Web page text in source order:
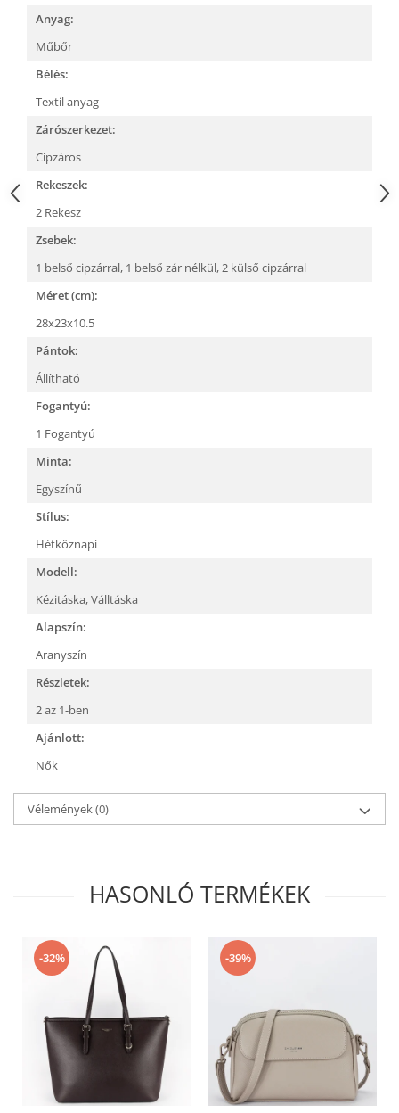
Anyag:
Műbőr
Bélés:
Textil anyag
Zárószerkezet:
Cipzáros
Rekeszek:
2 Rekesz
Zsebek:
1 belső cipzárral, 1 belső zár nélkül,2 külső cipzárral
Méret (cm):
28x23x10.5
Pántok:
Állítható
Fogantyú:
1 Fogantyú
Minta:
Egyszínű
Stílus:
Hétköznapi
Modell:
Kézitáska,Válltáska
Alapszín:
Aranyszín
Részletek:
2 az 1-ben
Ajánlott:
Nők
Vélemények(0)
HASONLÓ TERMÉKEK
-32% -39%